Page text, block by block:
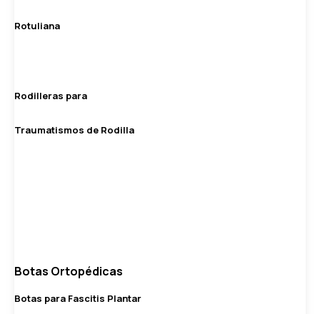
Rotuliana
Rodilleras para
Traumatismos de Rodilla
Botas Ortopédicas
Botas para Fascitis Plantar